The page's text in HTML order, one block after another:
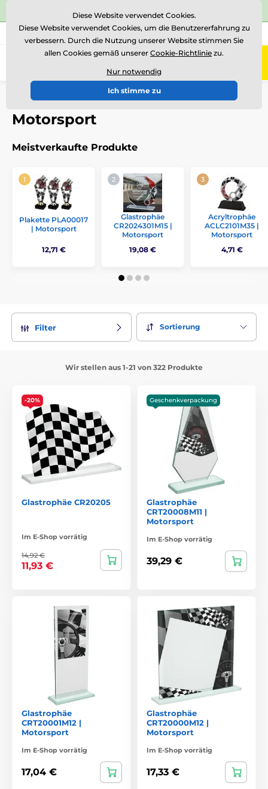
⭐Siehe 504 verifizierte Bewertungen auf
Rufen Sie uns an (Mo-Fr 15-18) +43 676 361 37 22
0
Einführung Auszeichnungen nach Thema
Motorsport
Meistverkaufte Produkte
Plakette PLA00017
| Motorsport
12,71 €
Glastrophäe
CR2024301M15 |
Motorsport
19,08 €
Acryltrophäe
ACLC2101M35 |
Motorsport
4,71 €
Filter Sortierung
Wir stellen aus 1-21 von 322 Produkte
-20%
Glastrophäe CR20205
Im E-Shop vorrätig
14,92 €
11,93 €
Geschenkverpackung
Glastrophäe
CRT20008M11 |
Motorsport
Im E-Shop vorrätig
39,29 €
Glastrophäe
CRT20001M12 |
Motorsport
Im E-Shop vorrätig
17,04 €
Glastrophäe
CRT20000M12 |
Motorsport
Im E-Shop vorrätig
17,33 €
Diese Website verwendet Cookies.
Diese Website verwendet Cookies, um die Benutzererfahrung zu
verbessern. Durch die Nutzung unserer Website stimmen Sie
allen Cookies gemäß unserer Cookie-Richtlinie zu.
Nur notwendig
Ich stimme zu